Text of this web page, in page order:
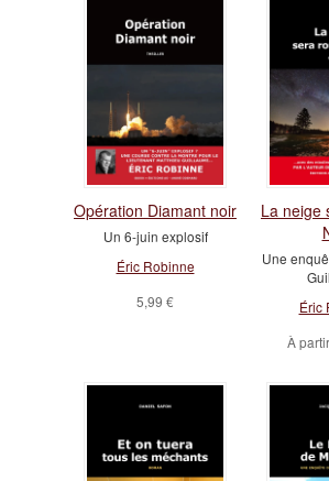
Opération Diamant noir
Un 6-juin explosif
Éric Robinne
5,99 €
La neige
Une
Éric
À